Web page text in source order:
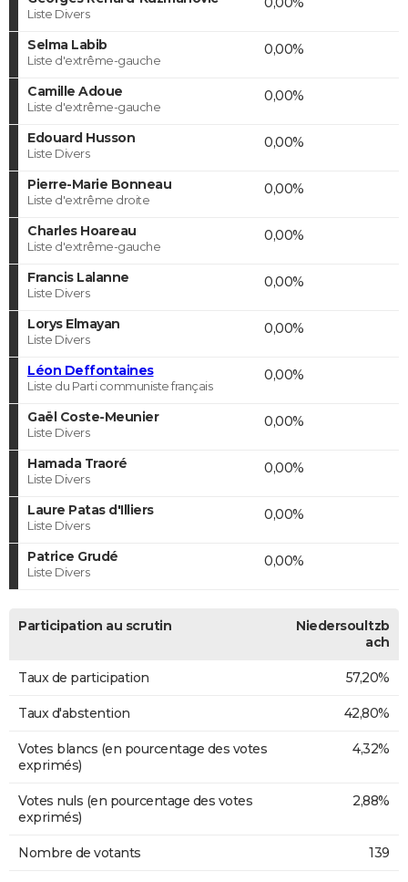
Liste Divers
Selma Labib
Liste d'extrême-gauche
0,00%
Camille Adoue
Liste d'extrême-gauche
0,00%
Edouard Husson
Liste Divers
0,00%
Pierre-Marie Bonneau
Liste d'extrême droite
0,00%
Charles Hoareau
Liste d'extrême-gauche
0,00%
Francis Lalanne
Liste Divers
0,00%
Lorys Elmayan
Liste Divers
0,00%
Léon Deffontaines
Liste du Parti communiste français
0,00%
Gaël Coste-Meunier
Liste Divers
0,00%
Hamada Traoré
Liste Divers
0,00%
Laure Patas d'Illiers
Liste Divers
0,00%
Patrice Grudé
Liste Divers
0,00%
Participation au scrutin
Niedersoultzb
ach
Taux de participation 57,20%
Taux d'abstention 42,80%
Votes blancs (en pourcentage des votes
exprimés)
4,32%
Votes nuls (en pourcentage des votes
exprimés)
2,88%
Nombre de votants 139